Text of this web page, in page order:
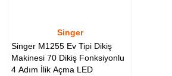
Singer
Singer M1255 Ev Tipi Dikiş
Makinesi 70 Dikiş Fonksiyonlu
4 Adım İlik Açma LED